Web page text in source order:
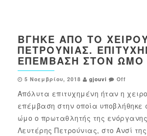
ΒΓΉΚΕ ΑΠΌ ΤΟ
ΠΕΤΡΟΎΝΙΑΣ.
ΕΠΈΜΒΑΣΗ ΣΤΟΝ ΏΜΟ
5 Νοεμβρίου, 2018 gjouvi Off
Απόλυτα επιτυχημένη ήταν η
επέμβαση στην οποία υποβλήθηκε
ώμο ο πρωταθλητής της
Λευτέρης Πετρούνιας, στο Ανσί